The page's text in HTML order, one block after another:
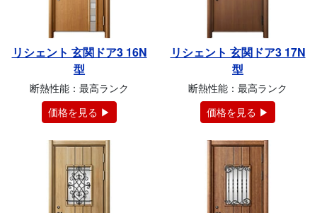
リシェント 玄関ドア3 16N
型
断熱性能：最高ランク
価格を見る ▶
リシェント 玄関ドア3 17N
型
断熱性能：最高ランク
価格を見る ▶